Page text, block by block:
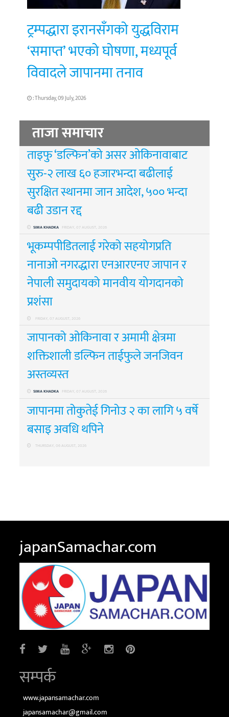
ट्रम्पद्धारा इरानसँगको युद्धविराम
‘समाप्त’ भएको घोषणा, मध्यपूर्व
विवादले जापानमा तनाव
: Thursday, 09 July, 2026
ताजा समाचार
ताइफु ‘डल्फिन’को असर ओकिनावाबाट
सुरु-२ लाख ६० हजारभन्दा बढीलाई
सुरक्षित स्थानमा जान आदेश, ५०० भन्दा
बढी उडान रद्द
SIMA KHADKA FRIDAY, 07 AUGUST, 2026
भूकम्पपीडितलाई गरेको सहयोगप्रति
नानाओ नगरद्धारा एनआरएनए जापान र
नेपाली समुदायको मानवीय योगदानको
प्रशंसा
FRIDAY, 07 AUGUST, 2026
जापानको ओकिनावा र अमामी क्षेत्रमा
शक्तिशाली डल्फिन ताईफुले जनजिवन
अस्तव्यस्त
SIMA KHADKA FRIDAY, 07 AUGUST, 2026
जापानमा तोकुतेई गिनोउ २ का लागि ५ वर्षे
बसाइ अवधि थपिने
THURSDAY, 06 AUGUST, 2026
japanSamachar.com
सम्पर्क
www.japansamachar.com
japansamachar@gmail.com